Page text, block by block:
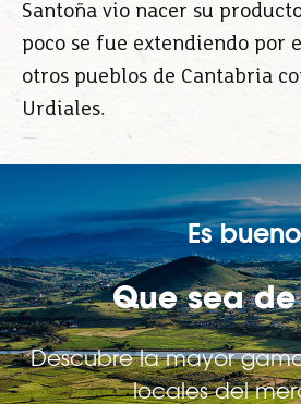
Santoña vio nacer su
poco se fue extendiendo por
otros pueblos de Cantabria
Urdiales.
Es bueno
Que sea
Descubre la mayor
locales del